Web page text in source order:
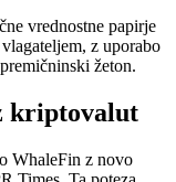
vrednostne papirje
z uporabo
žeton.
kriptovalut
WhaleFin z novo